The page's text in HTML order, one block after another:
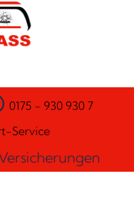
0175 - 930 930 7
Service